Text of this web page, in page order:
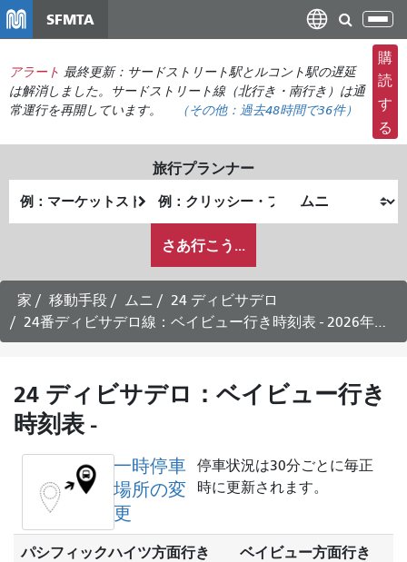
コ
ン
テ
ン
ツ
移
SFMTA
ナ
ビ
ゲ
ー
シ
ョ
の
切
り
え
アラート 最終更新：サードストリート駅とルコント駅の遅延
は解消しました。サードストリート線（北行き・南行き）は通
常運行を再開しています。
（その他： 過去48時間で36件）
購
読
す
る
旅行プランナー
出
発
終
了
が
ど
の
よ
う
旅
か
さあ行こう...
家 移動手段 ムニ
24 ディビサデロ
24番ディビサデロ線：ベイビュー行き時刻表 - 2026年7月26日
24 ディビサデロ：ベイビュー行き
時刻表 -
一時停車
場所の変
更
停車状況は30分ごとに毎正
時に更新されます。
パシフィックハイツ方面行き ベイビュー方面行き